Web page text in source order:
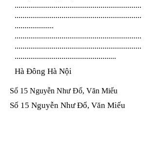
.................................................................
.................................................................
....................
.................................................................
.................................................................
....................................................
Hà Đông Hà Nội
Số 15 Nguyễn Như Đổ, Văn Miếu
Số 15 Nguyễn Như Đổ, Văn Miếu